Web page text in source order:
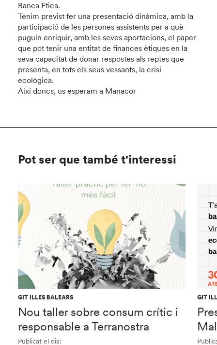
Banca Etica.
Tenim previst fer una presentació dinàmica, amb la
participació de les persones assistents per a què
puguin enriquir, amb les seves aportacions, el paper
que pot tenir una entitat de finances ètiques en la
seva capacitat de donar respostes als reptes que
presenta, en tots els seus vessants, la crisi
ecològica.
Així doncs, us esperam a Manacor
Pot ser que també t'interessi
GIT ILLES BALEARS
Nou taller sobre consum crític i
responsable a Terranostra
Publicat el dia:
GIT